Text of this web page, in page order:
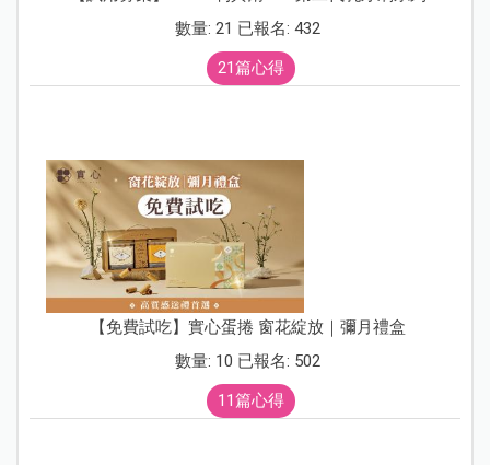
數量: 21 已報名: 432
21篇心得
【免費試吃】實心蛋捲 窗花綻放｜彌月禮盒
數量: 10 已報名: 502
11篇心得